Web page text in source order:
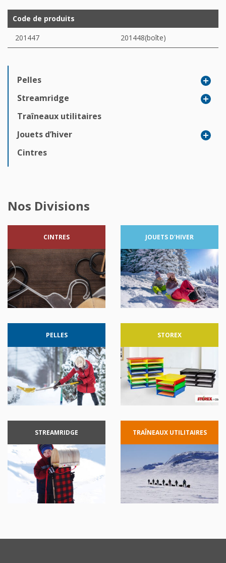
Pelles
Streamridge
Traîneaux utilitaires
Jouets d’hiver
Cintres
Code de produits
201447
201448(boîte)
Nos Divisions
CINTRES JOUETS D'HIVER
PELLES STOREX
STREAMRIDGE TRAÎNEAUX UTILITAIRES